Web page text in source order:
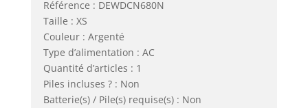
Référence : DEWDCN680N
Taille : XS
Couleur : Argenté
Type d’alimentation : AC
Quantité d’articles : 1
Piles incluses ? : Non
Batterie(s) / Pile(s) requise(s) : Non